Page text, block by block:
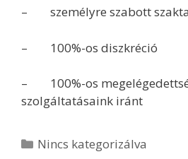
– személyre szabott
– 100%-os diszkréció
– 100%-os
szolgáltatásaink iránt
Kategória
Nincs kategorizálva